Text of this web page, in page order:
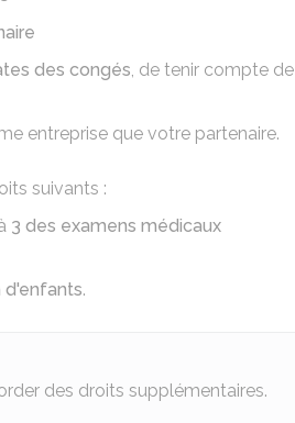
des congés, de tenir compte de
entreprise que votre partenaire.
suivants :
3 des examens médicaux
d'enfants.
des droits supplémentaires.